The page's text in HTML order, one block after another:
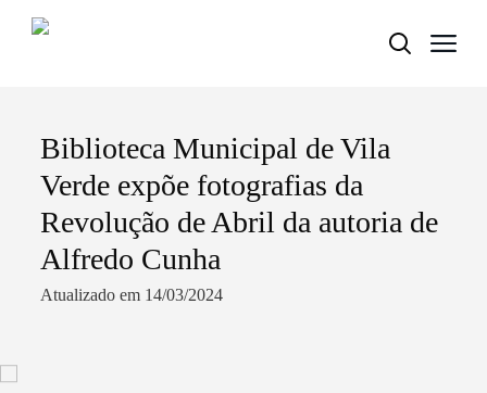
Termo de Pesquisa
Categorias gerais
Biblioteca Municipal de Vila
Verde expõe fotografias da
Revolução de Abril da autoria de
Alfredo Cunha
Atualizado em 14/03/2024